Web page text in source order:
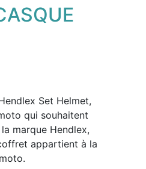
Set Helmet,
qui souhaitent
marque Hendlex,
appartient à la